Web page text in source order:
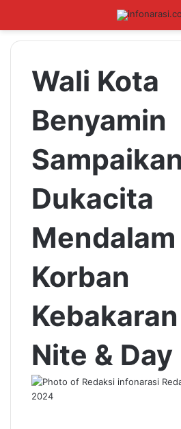
Wali Kota
Benyamin
Sampaikan
Dukacita
Korban
Nite & Day
2024